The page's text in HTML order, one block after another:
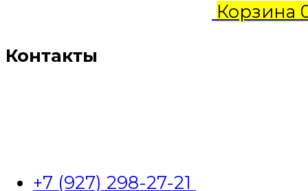
Корзина
Контакты
+7 (927) 298-27-21